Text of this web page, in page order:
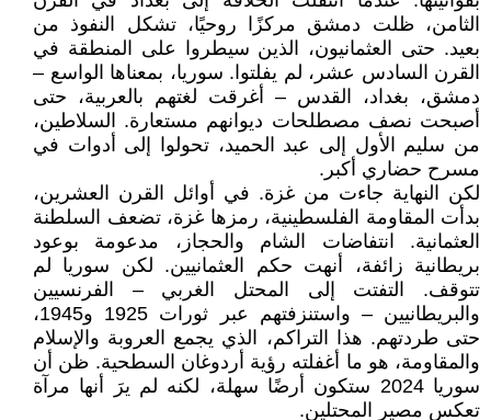
الثامن، ظلت دمشق مركزًا روحيًا، تشكل النفوذ من
بعيد. حتى العثمانيون، الذين سيطروا على المنطقة في
القرن السادس عشر، لم يفلتوا. سوريا، بمعناها الواسع –
دمشق، بغداد، القدس – أغرقت لغتهم بالعربية، حتى
أصبحت نصف مصطلحات ديوانهم مستعارة. السلاطين،
من سليم الأول إلى عبد الحميد، تحولوا إلى أدوات في
مسرح حضاري أكبر.
لكن النهاية جاءت من غزة. في أوائل القرن العشرين،
بدأت المقاومة الفلسطينية، رمزها غزة، تضعف السلطنة
العثمانية. انتفاضات الشام والحجاز، مدعومة بوعود
بريطانية زائفة، أنهت حكم العثمانيين. لكن سوريا لم
تتوقف. التفتت إلى المحتل الغربي – الفرنسيين
والبريطانيين – واستنزفتهم عبر ثورات 1925 و1945،
حتى طردتهم. هذا التراكم، الذي يجمع العروبة والإسلام
والمقاومة، هو ما أغفلته رؤية أردوغان السطحية. ظن أن
سوريا 2024 ستكون أرضًا سهلة، لكنه لم يرَ أنها مرآة
تعكس مصير المحتلين.